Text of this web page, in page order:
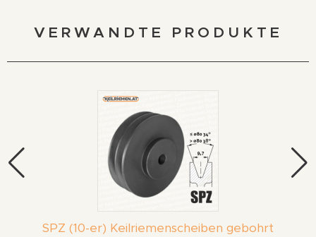
VERWANDTE PRODUKTE
SPZ (10-er) Keilriemenscheiben gebohrt